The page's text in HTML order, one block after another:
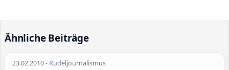
Ähnliche Beiträge
23.02.2010- Rudeljournalismus